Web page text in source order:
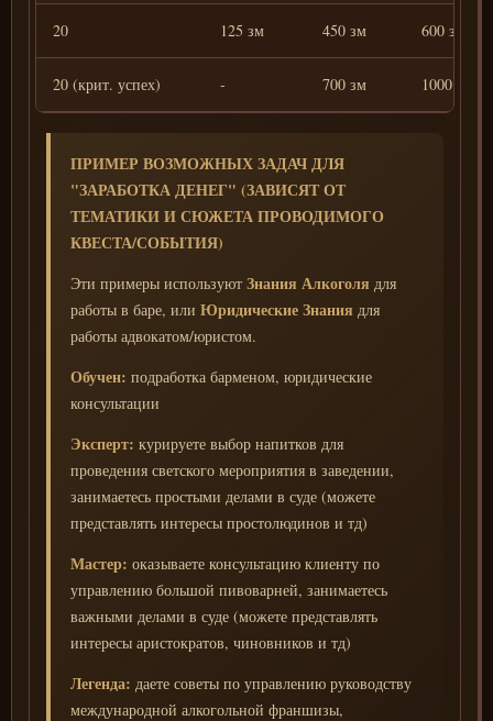
20 125 зм 450 зм 600 зм
20 (крит. успех) - 700 зм 1000 зм
ПРИМЕР ВОЗМОЖНЫХ ЗАДАЧ ДЛЯ
"ЗАРАБОТКА ДЕНЕГ" (ЗАВИСЯТ ОТ
ТЕМАТИКИ И СЮЖЕТА ПРОВОДИМОГО
КВЕСТА/СОБЫТИЯ)
Эти примеры используют Знания Алкоголя для
работы в баре, или Юридические Знания для
работы адвокатом/юристом.
Обучен: подработка барменом, юридические
консультации
Эксперт: курируете выбор напитков для
проведения светского мероприятия в заведении,
занимаетесь простыми делами в суде (можете
представлять интересы простолюдинов и тд)
Мастер: оказываете консультацию клиенту по
управлению большой пивоварней, занимаетесь
важными делами в суде (можете представлять
интересы аристократов, чиновников и тд)
Легенда: даете советы по управлению руководству
международной алкогольной франшизы,